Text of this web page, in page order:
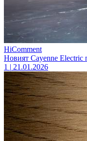
HiComment
Новият Cayenne Electric
1 | 21.01.2026